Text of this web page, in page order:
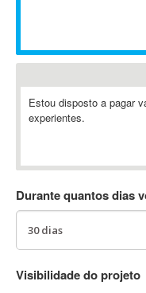
Ableton
Ableton Push
Abstract
AC3
ACID Pro
Estou disposto a pagar
experientes.
Durante quantos dias
Visibilidade do projeto